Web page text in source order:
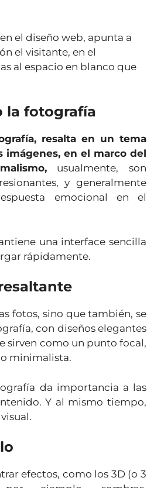
el diseño web, apunta a
el visitante, en el
al espacio en blanco que
la fotografía
resalta en un tema
imágenes, en el marco del
usualmente, son
y generalmente
emocional en el
una interface sencilla
rápidamente.
fotos, sino que también, se
con diseños elegantes
sirven como un punto focal,
minimalista.
da importancia a las
Y al mismo tiempo,
efectos, como los 3D (o 3